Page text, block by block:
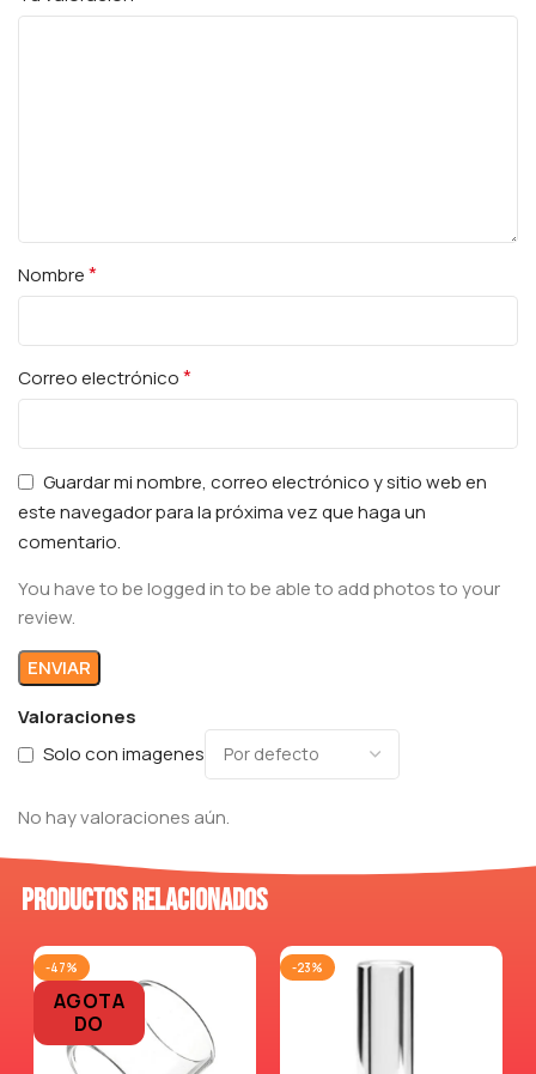
Valoraciones
Solo con imagenes
No hay valoraciones aún.
Nombre*
Correo electrónico*
Guardar mi nombre, correo electrónico y sitio web en
este navegador para la próxima vez que haga un
comentario.
You have to be logged in to be able to add photos to your
review.
Productos relacionados
-47%
AGOTA
DO
-23%